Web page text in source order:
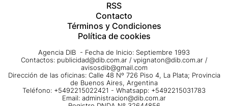
RSS
Contacto
Términos y Condiciones
Política de cookies
Agencia DIB - Fecha de Inicio: Septiembre 1993
Contactos: publicidad@dib.com.ar / vpignaton@dib.com.ar /
avisosdib@gmail.com
Dirección de las oficinas: Calle 48 Nº 726 Piso 4, La Plata; Provincia
de Buenos Aires, Argentina
Teléfono: +5492215022421 - Whatsapp: +5492215031783
Email: administracion@dib.com.ar